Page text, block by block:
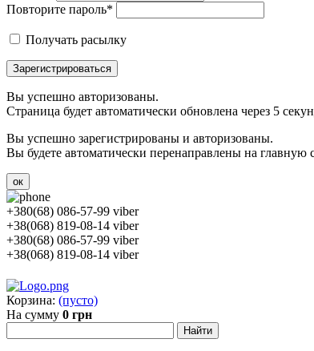
Повторите пароль*
Получать расылку
Зарегистрироваться
Вы успешно авторизованы.
Страница будет автоматически обновлена через 5
Вы успешно зарегистрированы и авторизованы.
Вы будете автоматически перенаправлены на главную
ок
+380(68) 086-57-99 viber
+38(068) 819-08-14 viber
+380(68) 086-57-99 viber
+38(068) 819-08-14 viber
Корзина: (пусто)
На сумму 0 грн